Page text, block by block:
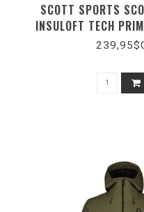
SCOTT SPORTS
INSULOFT TECH